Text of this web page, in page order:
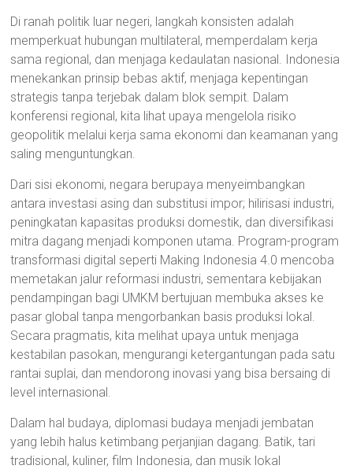
Di ranah politik luar negeri, langkah konsisten adalah
memperkuat hubungan multilateral, memperdalam kerja
sama regional, dan menjaga kedaulatan nasional. Indonesia
menekankan prinsip bebas aktif, menjaga kepentingan
strategis tanpa terjebak dalam blok sempit. Dalam
konferensi regional, kita lihat upaya mengelola risiko
geopolitik melalui kerja sama ekonomi dan keamanan yang
saling menguntungkan.
Dari sisi ekonomi, negara berupaya menyeimbangkan
antara investasi asing dan substitusi impor; hilirisasi industri,
peningkatan kapasitas produksi domestik, dan diversifikasi
mitra dagang menjadi komponen utama. Program-program
transformasi digital seperti Making Indonesia 4.0 mencoba
memetakan jalur reformasi industri, sementara kebijakan
pendampingan bagi UMKM bertujuan membuka akses ke
pasar global tanpa mengorbankan basis produksi lokal.
Secara pragmatis, kita melihat upaya untuk menjaga
kestabilan pasokan, mengurangi ketergantungan pada satu
rantai suplai, dan mendorong inovasi yang bisa bersaing di
level internasional.
Dalam hal budaya, diplomasi budaya menjadi jembatan
yang lebih halus ketimbang perjanjian dagang. Batik, tari
tradisional, kuliner, film Indonesia, dan musik lokal